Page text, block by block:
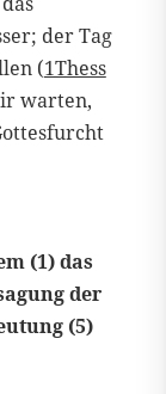
der Tag
(1Thess
warten,
(1) das
der
(5)